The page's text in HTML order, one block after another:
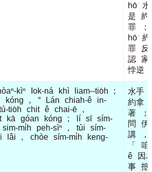
hō͘
是
約
罪
；
hō͘ 約
罪
反
認 家
悖逆
kìⁿ Iok-ná khì liam--tio̍h
;
kóng , “ Lán chiah-ê
in-
tio̍h chit ê chai-ē
,
kā góan kóng ; lí sī sím-
sim-mi̍h peh-sìⁿ , tùi
sím-
lâi , chòe sím-mi̍h
keng-
水手
約拿
著
；
問
伊
講
，
「
咱
ê
因
事 抵